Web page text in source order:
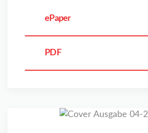
ePaper
PDF